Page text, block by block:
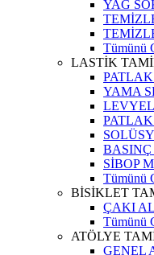
YAĞ
Tümünü
LASTİK
YAMA
BASINÇ
SİBOP
Tümünü
BİSİKLET
ÇAKI
Tümünü
ATÖLYE
GENEL